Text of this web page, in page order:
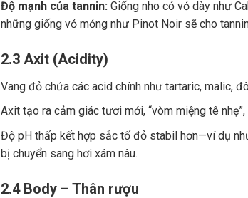
Độ mạnh của tannin:Giống nho có vỏ dày như
những giống vỏ mỏng như Pinot Noir sẽ cho
2.3 Axit (Acidity)
Vang đỏ chứa các acid chính như tartaric, malic,
Axit tạo ra cảm giác tươi mới, “vòm miệng tê
Độ pH thấp kết hợp sắc tố đỏ stabil hơn—ví dụ
bị chuyển sang hơi xám nâu.
2.4 Body – Thân rượu